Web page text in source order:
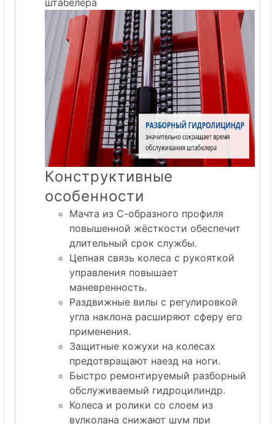
Конструктивные
особенности
Мачта из С-образного профиля
повышенной жёсткости обеспечит
длительный срок службы.
Цепная связь колеса с рукояткой
управления повышает
маневренность.
Раздвижные вилы с регулировкой
угла наклона расширяют сферу его
применения.
Защитные кожухи на колесах
предотвращают наезд на ноги.
Быстро ремонтируемый разборный
обслуживаемый гидроцилиндр.
Колеса и ролики со слоем из
вулколана снижают шум при